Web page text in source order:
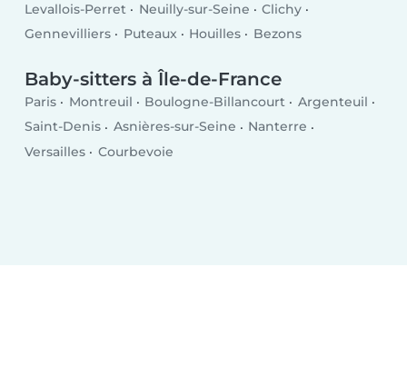
Levallois-Perret
Neuilly-sur-Seine
Clichy
Gennevilliers
Puteaux Houilles Bezons
Baby-sitters à Île-de-France
Paris Montreuil Boulogne-Billancourt
Argenteuil
Saint-Denis
Asnières-sur-Seine
Nanterre
Versailles
Courbevoie